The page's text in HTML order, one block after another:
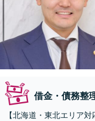
借金・債務整
【北海道・東北エリア